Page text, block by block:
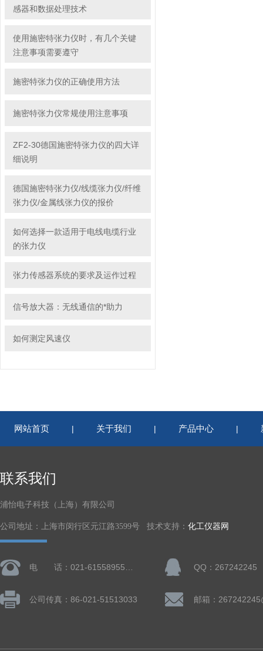
感器和数据处理技术
使用施密特张力仪时，有几个关键
注意事项需要遵守
施密特张力仪的正确使用方法
施密特张力仪常规使用注意事项
ZF2-30德国施密特张力仪的四大详
细说明
德国施密特张力仪/线缆张力仪/纤维
张力仪/金属线张力仪的报价
如何选择一款适用于电线电缆行业
的张力仪
张力传感器系统的要求及运作过程
信号放大器：无线通信的*助力
如何测定风速仪
网站首页 | 关于我们 | 产品中心 |
联系我们
浦怡电子科技（上海）有限公司
公司地址：上海市闵行区元江路3599号 技术支持： 化工仪器网
QQ：267242245
公司传真：86-021-51513033 邮箱：